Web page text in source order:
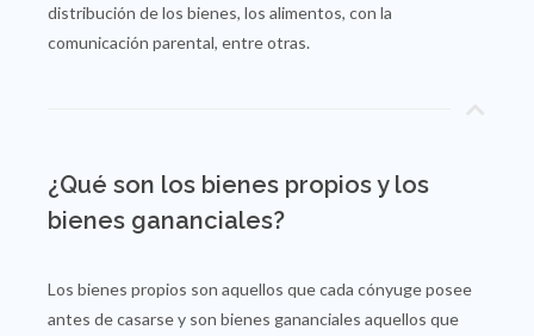
distribución de los bienes, los alimentos, con la
comunicación parental, entre otras.
¿Qué son los bienes propios y los
bienes gananciales?
Los bienes propios son aquellos que cada cónyuge posee
antes de casarse y son bienes gananciales aquellos que